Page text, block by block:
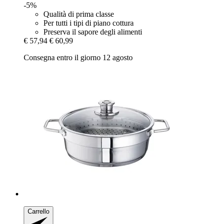
-5%
Qualità di prima classe
Per tutti i tipi di piano cottura
Preserva il sapore degli alimenti
€ 57,94 € 60,99
Consegna entro il giorno 12 agosto
Carrello